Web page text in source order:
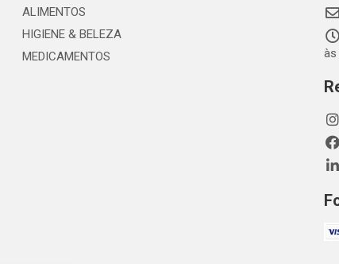
ALIMENTOS
HIGIENE & BELEZA
MEDICAMENTOS
às